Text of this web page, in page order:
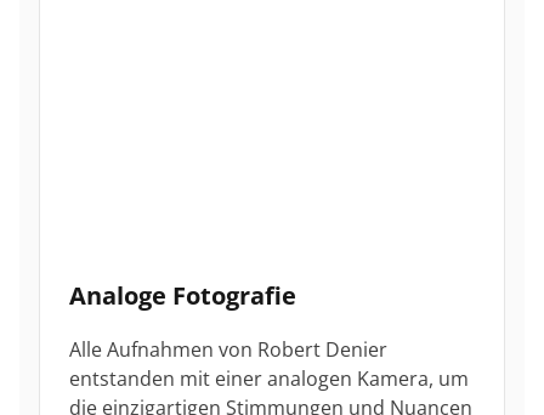
Analoge Fotografie
Alle Aufnahmen von Robert Denier
entstanden mit einer analogen Kamera, um
die einzigartigen Stimmungen und Nuancen